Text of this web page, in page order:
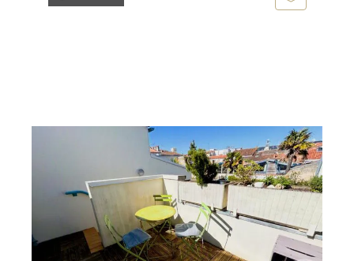
Ref : 18521
Appartement Duplex à vendre
212 800 €